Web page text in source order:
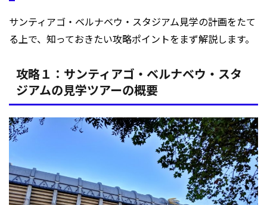
サンティアゴ・ベルナベウ・スタジアム見学の計画をたて
る上で、知っておきたい攻略ポイントをまず解説します。
攻略１：サンティアゴ・ベルナベウ・スタ
ジアムの見学ツアーの概要